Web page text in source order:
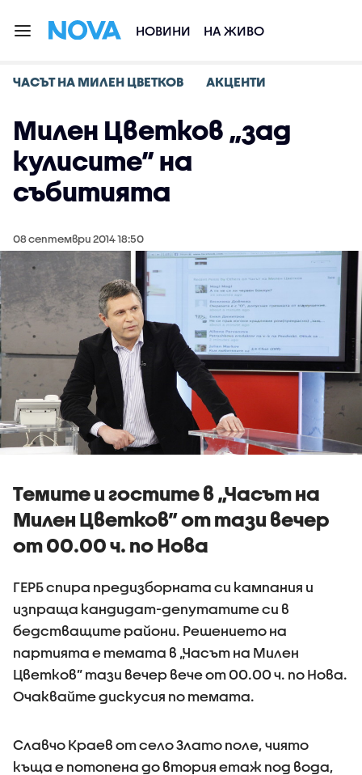
НОВИНИ НА ЖИВО
ЧАСЪТ НА МИЛЕН ЦВЕТКОВ АКЦЕНТИ
Милен Цветков „зад
кулисите” на
събитията
08 септември 2014 18:50
Темите и гостите в „Часът на
Милен Цветков” от тази вечер
от 00.00 ч. по Нова
ГЕРБ спира предизборната си кампания и
изпраща кандидат-депутатите си в
бедстващите райони. Решението на
партията е темата в „Часът на Милен
Цветков” тази вечер вече от 00.00 ч. по Нова.
Очаквайте дискусия по темата.
Славчо Краев от село Злато поле, чиято
къща е потопена до втория етаж под вода,